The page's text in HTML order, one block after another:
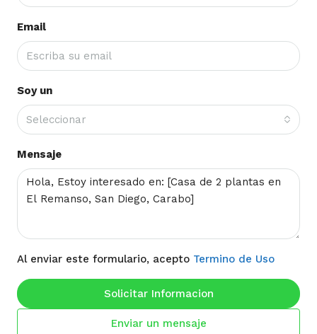
Email
Soy un
Seleccionar
Mensaje
Al enviar este formulario, acepto Termino de Uso
Solicitar Informacion
Enviar un mensaje